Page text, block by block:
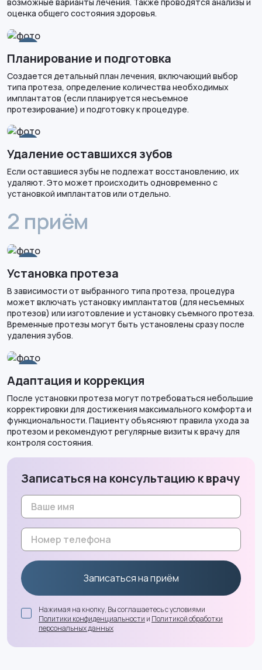
оценка общего состояния здоровья.
2
Планирование и подготовка
Создается детальный план лечения, включающий выбор
типа протеза, определение количества необходимых
имплантатов (если планируется несъемное
протезирование) и подготовку к процедуре.
3
Удаление оставшихся зубов
Если оставшиеся зубы не подлежат восстановлению, их
удаляют. Это может происходить одновременно с
установкой имплантатов или отдельно.
2 приём
1
Установка протеза
В зависимости от выбранного типа протеза, процедура
может включать установку имплантатов (для несъемных
протезов) или изготовление и установку съемного протеза.
Временные протезы могут быть установлены сразу после
удаления зубов.
2
Адаптация и коррекция
После установки протеза могут потребоваться небольшие
корректировки для достижения максимального комфорта и
функциональности. Пациенту объясняют правила ухода за
протезом и рекомендуют регулярные визиты к врачу для
контроля состояния.
Записаться на консультацию к врачу
Записаться на приём
Нажимая на кнопку, Вы соглашаетесь с условиями
Политики конфиденциальности и Политикой обработки
персональных данных